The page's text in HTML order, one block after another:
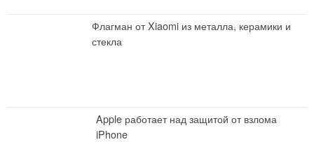
Флагман от Xiaomi из металла, керамики и
стекла
Apple работает над защитой от взлома
iPhone